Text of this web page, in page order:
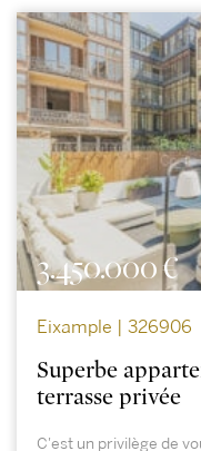
3.450.000 €
Eixample | 326906
Superbe
terrasse privée
C'est un privilège de